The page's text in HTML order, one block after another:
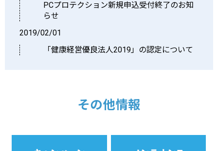
PCプロテクション新規申込受付終了のお知
らせ
2019/02/01
「健康経営優良法人2019」の認定について
その他情報